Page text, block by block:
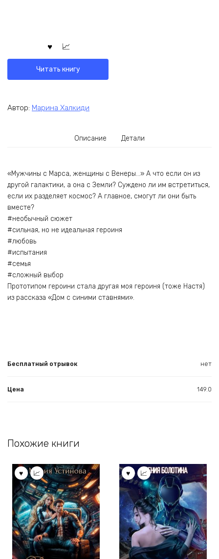
Читать книгу
Автор: Марина Халкиди
Описание Детали
«Мужчины с Марса, женщины с Венеры…» А что если он из
другой галактики, а она с Земли? Суждено ли им встретиться,
если их разделяет космос? А главное, смогут ли они быть
вместе?
#необычный сюжет
#сильная, но не идеальная героиня
#любовь
#испытания
#семья
#сложный выбор
Прототипом героини стала другая моя героиня (тоже Настя)
из рассказа «Дом с синими ставнями».
Бесплатный отрывок нет
Цена 149.0
Похожие книги